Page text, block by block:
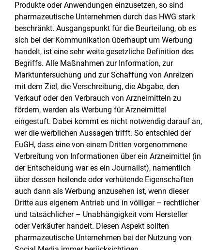
Produkte oder Anwendungen einzusetzen, so sind
pharmazeutische Unternehmen durch das HWG stark
beschränkt. Ausgangspunkt für die Beurteilung, ob es
sich bei der Kommunikation überhaupt um Werbung
handelt, ist eine sehr weite gesetzliche Definition des
Begriffs. Alle Maßnahmen zur Information, zur
Marktuntersuchung und zur Schaffung von Anreizen
mit dem Ziel, die Verschreibung, die Abgabe, den
Verkauf oder den Verbrauch von Arzneimitteln zu
fördern, werden als Werbung für Arzneimittel
eingestuft. Dabei kommt es nicht notwendig darauf an,
wer die werblichen Aussagen trifft. So entschied der
EuGH, dass eine von einem Dritten vorgenommene
Verbreitung von Informationen über ein Arzneimittel (in
der Entscheidung war es ein Journalist), namentlich
über dessen heilende oder verhütende Eigenschaften
auch dann als Werbung anzusehen ist, wenn dieser
Dritte aus eigenem Antrieb und in völliger – rechtlicher
und tatsächlicher – Unabhängigkeit vom Hersteller
oder Verkäufer handelt. Diesen Aspekt sollten
pharmazeutische Unternehmen bei der Nutzung von